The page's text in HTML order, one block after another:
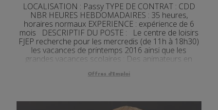
LOCALISATION : Passy TYPE DE CONTRAT : CDD
NBR HEURES HEBDOMADAIRES : 35 heures,
horaires normaux EXPERIENCE : expérience de 6
mois DESCRIPTIF DU POSTE : Le centre de loisirs
FJEP recherche pour les mercredis (de 11h à 18h30)
les vacances de printemps 2016 ainsi que les
grandes vacances scolaires : Des animateurs en
travail...
Offres d'Emploi